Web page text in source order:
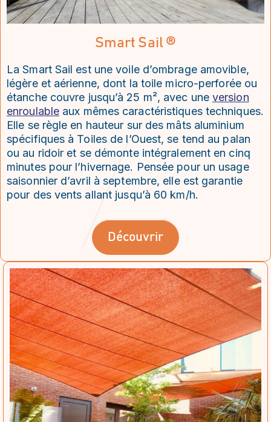
Smart Sail ®
La Smart Sail est une voile d’ombrage amovible,
légère et aérienne, dont la toile micro-perforée ou
étanche couvre jusqu’à 25 m², avec une version
enroulable aux mêmes caractéristiques techniques.
Elle se règle en hauteur sur des mâts aluminium
spécifiques à Toiles de l’Ouest, se tend au palan
ou au ridoir et se démonte intégralement en cinq
minutes pour l’hivernage. Pensée pour un usage
saisonnier d’avril à septembre, elle est garantie
pour des vents allant jusqu’à 60 km/h.
Découvrir